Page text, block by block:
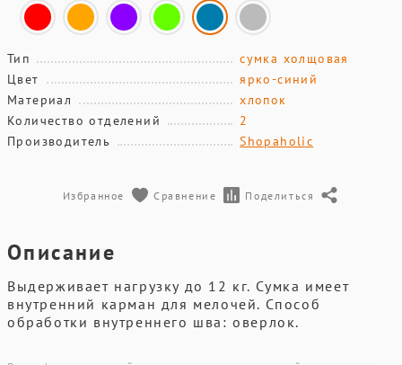
Тип
сумка холщовая
Цвет
ярко-синий
Материал
хлопок
Количество отделений
2
Производитель
Shopaholic
Избранное Сравнение Поделиться
Описание
Выдерживает нагрузку до 12 кг. Сумка имеет
внутренний карман для мелочей. Способ
обработки внутреннего шва: оверлок.